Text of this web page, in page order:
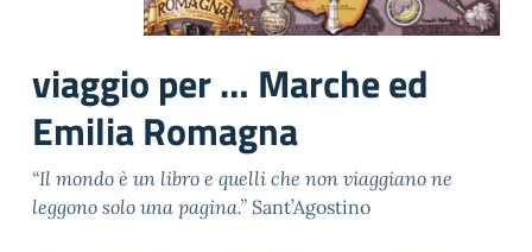
viaggio per … Marche ed
Emilia Romagna
“Il mondo è un libro e quelli che non viaggiano ne
leggono solo una pagina.” Sant’Agostino